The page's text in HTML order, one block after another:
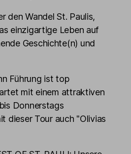
den Wandel St. Paulis,
einzigartige Leben auf
Geschichte(n) und
Führung ist top
mit einem attraktiven
Donnerstags
dieser Tour auch "Olivias